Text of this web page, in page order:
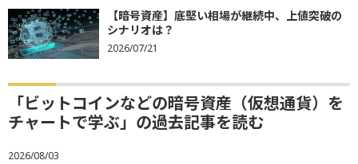
【暗号資産】底堅い相場が継続中、上値突破の
シナリオは？
2026/07/21
「ビットコインなどの暗号資産（仮想通貨）を
チャートで学ぶ」の過去記事を読む
2026/08/03